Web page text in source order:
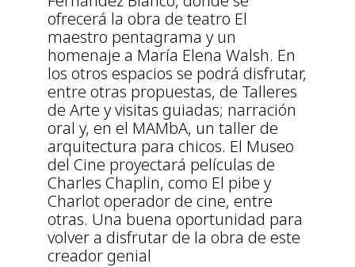
ofrecerá la obra de teatro El
maestro pentagrama y un
homenaje a María Elena Walsh. En
los otros espacios se podrá disfrutar,
entre otras propuestas, de Talleres
de Arte y visitas guiadas; narración
oral y, en el MAMbA, un taller de
arquitectura para chicos. El Museo
del Cine proyectará películas de
Charles Chaplin, como El pibe y
Charlot operador de cine, entre
otras. Una buena oportunidad para
volver a disfrutar de la obra de este
creador genial